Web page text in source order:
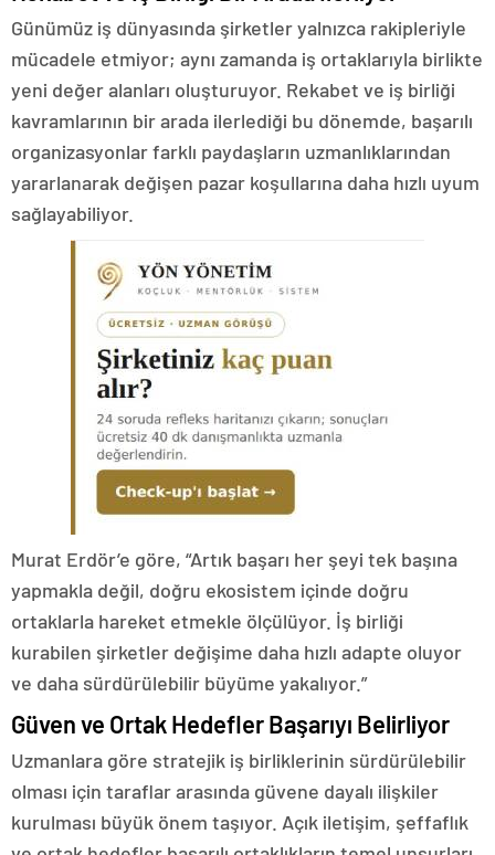
Günümüz iş dünyasında şirketler yalnızca rakipleriyle
mücadele etmiyor; aynı zamanda iş ortaklarıyla birlikte
yeni değer alanları oluşturuyor. Rekabet ve iş birliği
kavramlarının bir arada ilerlediği bu dönemde, başarılı
organizasyonlar farklı paydaşların uzmanlıklarından
yararlanarak değişen pazar koşullarına daha hızlı uyum
sağlayabiliyor.
Murat Erdör’e göre, “Artık başarı her şeyi tek başına
yapmakla değil, doğru ekosistem içinde doğru
ortaklarla hareket etmekle ölçülüyor. İş birliği
kurabilen şirketler değişime daha hızlı adapte oluyor
ve daha sürdürülebilir büyüme yakalıyor.”
Güven ve Ortak Hedefler Başarıyı Belirliyor
Uzmanlara göre stratejik iş birliklerinin sürdürülebilir
olması için taraflar arasında güvene dayalı ilişkiler
kurulması büyük önem taşıyor. Açık iletişim, şeffaflık